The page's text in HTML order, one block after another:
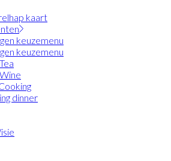
kaart
keuzemenu
keuzemenu
dinner